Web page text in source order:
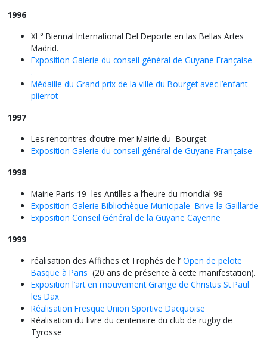
1996
XI ° Biennal International Del Deporte en las Bellas Artes
Madrid.
Exposition Galerie du conseil général de Guyane Française
.
Médaille du Grand prix de la ville du Bourget avec l’enfant
piierrot
1997
Les rencontres d’outre-mer Mairie du Bourget
Exposition Galerie du conseil général de Guyane Française
1998
Mairie Paris 19 les Antilles a l’heure du mondial 98
Exposition Galerie Bibliothèque Municipale Brive la Gaillarde
Exposition Conseil Général de la Guyane Cayenne
1999
réalisation des Affiches et Trophés de l’ Open de pelote
Basque à Paris (20 ans de présence à cette manifestation).
Exposition l’art en mouvement Grange de Christus St Paul
les Dax
Réalisation Fresque Union Sportive Dacquoise
Réalisation du livre du centenaire du club de rugby de
Tyrosse